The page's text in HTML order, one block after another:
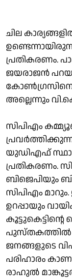
ചില
പ്രതികരണം.
ജയരാജന്‍
കോണ്‍ഗ്രസിനെ
അല്ലെന്നും
സിപിഎം
യുഡിഎഫ്
പ്രതികരണം.
ബിജെപിയും
സിപിഎം
ഉറപ്പായും
പുസ്തകത്തില്‍
ജനങ്ങളുടെ
പരിഹാരം
രാഹുല്‍